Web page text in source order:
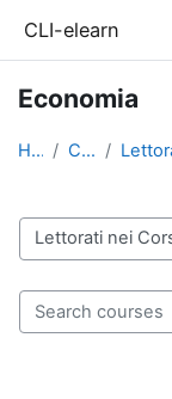
CLI-elearn
Economia
Home Courses
Course categories
Search courses